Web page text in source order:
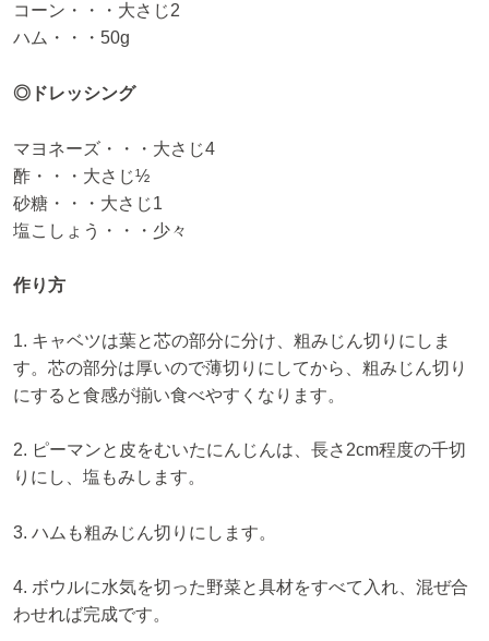
コーン・・・大さじ2
ハム・・・50g
◎ドレッシング
マヨネーズ・・・大さじ4
酢・・・大さじ½
砂糖・・・大さじ1
塩こしょう・・・少々
作り方
1. キャベツは葉と芯の部分に分け、粗みじん切りにしま
す。芯の部分は厚いので薄切りにしてから、粗みじん切り
にすると食感が揃い食べやすくなります。
2. ピーマンと皮をむいたにんじんは、長さ2cm程度の千切
りにし、塩もみします。
3. ハムも粗みじん切りにします。
4. ボウルに水気を切った野菜と具材をすべて入れ、混ぜ合
わせれば完成です。